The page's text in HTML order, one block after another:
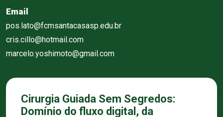
Email
pos.lato@fcmsantacasasp.edu.br
cris.cillo@hotmail.com
marcelo.yoshimoto@gmail.com
Cirurgia Guiada Sem Segredos:
Domínio do fluxo digital, da